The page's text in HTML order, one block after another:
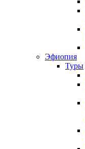
Эфиопия
Туры